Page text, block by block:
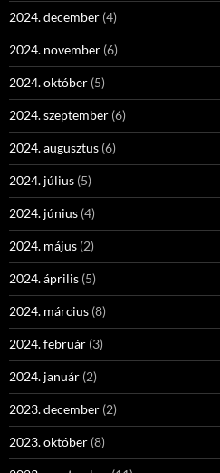
2024. december (4)
2024. november (6)
2024. október (5)
2024. szeptember (6)
2024. augusztus (6)
2024. július (5)
2024. június (4)
2024. május (2)
2024. április (5)
2024. március (8)
2024. február (3)
2024. január (2)
2023. december (2)
2023. október (8)